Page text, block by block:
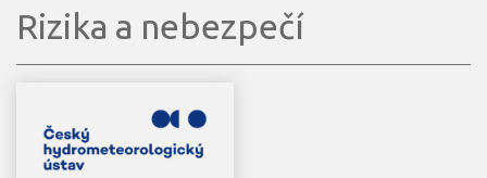
Rizika a nebezpečí